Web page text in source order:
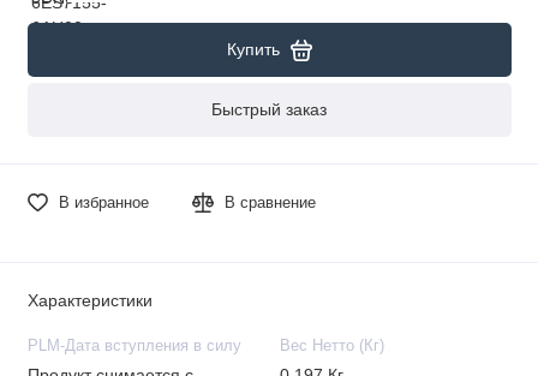
Купить
Быстрый заказ
В избранное В сравнение
Характеристики
PLM-Дата вступления в силу Вес Нетто (Кг)